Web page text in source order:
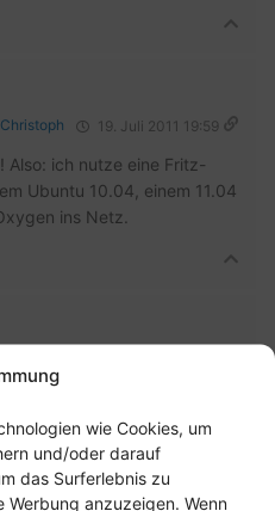
wie Cookies, um
und/oder darauf
das Surferlebnis zu
anzuzeigen. Wenn
Christoph 19. Juli 2011 19:59
Also: ich nutze eine Fritz-
Ubuntu 10.04, einem 11.04
ins Netz.
sich die Einstellung erledigt,
als beim Google DNS 🙂
dass sich andere dafür auch